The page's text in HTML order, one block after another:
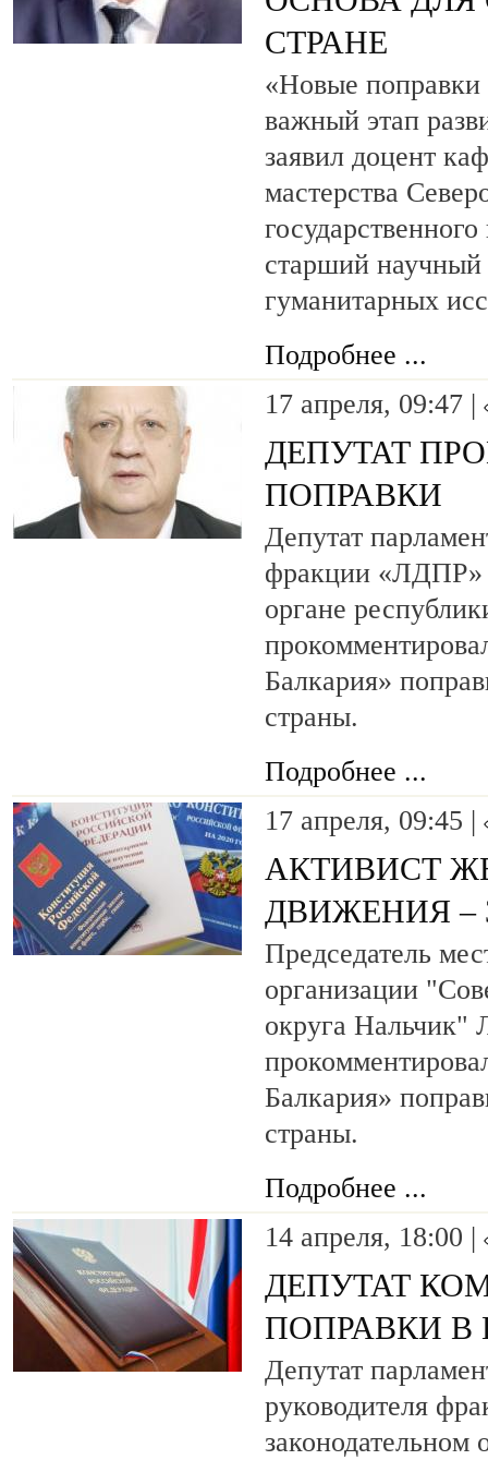
СТРАНЕ
«Новые
важный этап
заявил доцент
мастерства
старший научный
гуманитарных
Подробнее ...
17 апреля, 09:47 |
ДЕПУТАТ
ПОПРАВКИ
Депутат
фракции «ЛДПР»
органе
Балкария»
страны.
Подробнее ...
17 апреля, 09:45 |
АКТИВИСТ
ДВИЖЕНИЯ –
Председатель
организации
округа Нальчик"
Балкария»
страны.
Подробнее ...
14 апреля, 18:00 |
ДЕПУТАТ
ПОПРАВКИ
Депутат
руководителя
законодательном